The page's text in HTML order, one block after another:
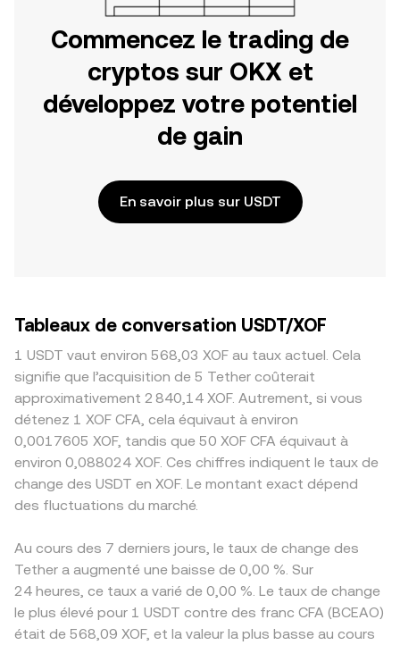
Commencez le trading de
cryptos sur OKX et
développez votre potentiel
de gain
En savoir plus sur USDT
Tableaux de conversation USDT/XOF
1 USDT vaut environ 568,03 XOF au taux actuel. Cela
signifie que l’acquisition de 5 Tether coûterait
approximativement 2 840,14 XOF. Autrement, si vous
détenez 1 XOF CFA, cela équivaut à environ
0,0017605 XOF, tandis que 50 XOF CFA équivaut à
environ 0,088024 XOF. Ces chiffres indiquent le taux de
change des USDT en XOF. Le montant exact dépend
des fluctuations du marché.
Au cours des 7 derniers jours, le taux de change des
Tether a augmenté une baisse de 0,00 %. Sur
24 heures, ce taux a varié de 0,00 %. Le taux de change
le plus élevé pour 1 USDT contre des franc CFA (BCEAO)
était de 568,09 XOF, et la valeur la plus basse au cours